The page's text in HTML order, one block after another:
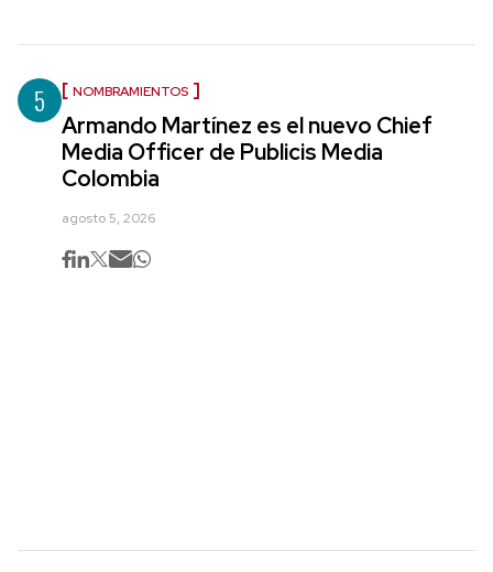
5 NOMBRAMIENTOS
Armando Martínez es el nuevo Chief
Media Officer de Publicis Media
Colombia
agosto 5, 2026